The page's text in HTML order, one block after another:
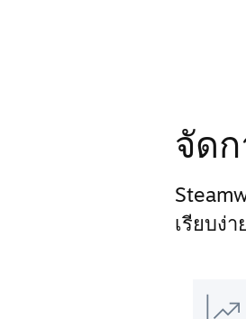
จัด
เรียบง่